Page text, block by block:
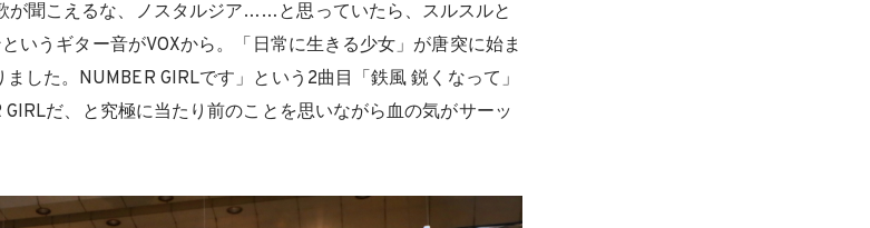
が聞こえるな、ノスタルジア……と思っていたら、スルスルと
いうギター音がVOXから。「日常に生きる少女」が唐突に始ま
した。NUMBER GIRLです」という2曲目「鉄風 鋭くなって」
だ、と究極に当たり前のことを思いながら血の気がサーッ